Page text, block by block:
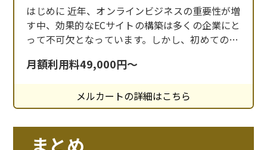
はじめに 近年、オンラインビジネスの重要性が増
す中、効果的なECサイトの構築は多くの企業にと
って不可欠となっています。しかし、初めてのEC
は多くの課題が伴います。 開発コストや運用の手
間、機能の拡張性、セキュリティ対策など、慎重
に検討すべきポイントが数多く存在します。 そん
な中、クラウド型ECサイト構築プラットフォ
月額利用料49,000円～
メルカートの詳細はこちら